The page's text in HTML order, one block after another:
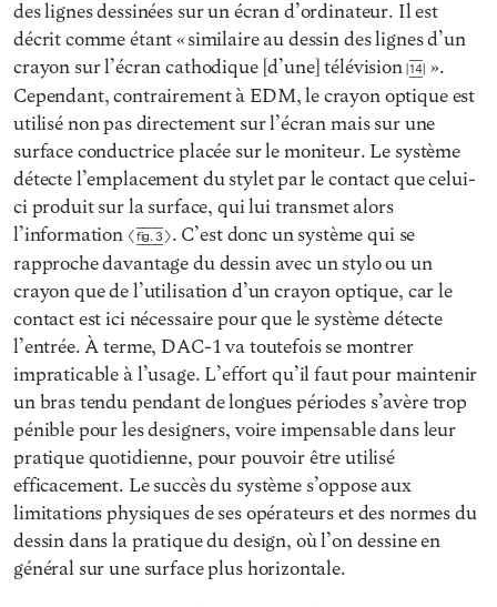
des lignes dessinées sur un écran d’ordinateur. Il est
décrit comme étant « similaire au dessin des lignes d’un
crayon sur l’écran cathodique [d’une] télévision 14 ».
Cependant, contrairement à EDM, le crayon optique est
utilisé non pas directement sur l’écran mais sur une
surface conductrice placée sur le moniteur. Le système
détecte l’emplacement du stylet par le contact que celui-
ci produit sur la surface, qui lui transmet alors
l’information
Fig. 3
. C’est donc un système qui se
rapproche davantage du dessin avec un stylo ou un
crayon que de l’utilisation d’un crayon optique, car le
contact est ici nécessaire pour que le système détecte
l’entrée. À terme, DAC-1 va toutefois se montrer
impraticable à l’usage. L’effort qu’il faut pour maintenir
un bras tendu pendant de longues périodes s’avère trop
pénible pour les designers, voire impensable dans leur
pratique quotidienne, pour pouvoir être utilisé
efficacement. Le succès du système s’oppose aux
limitations physiques de ses opérateurs et des normes du
dessin dans la pratique du design, où l’on dessine en
général sur une surface plus horizontale.